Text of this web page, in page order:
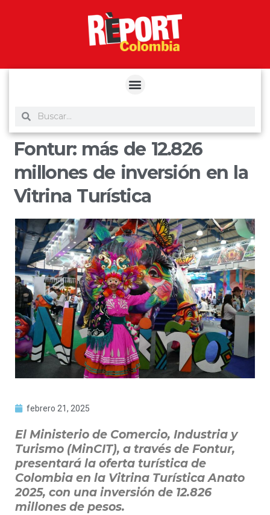
Fontur: más de 12.826
millones de inversión en la
Vitrina Turística
febrero 21, 2025
El Ministerio de Comercio, Industria y
Turismo (MinCIT), a través de Fontur,
presentará la oferta turística de
Colombia en la Vitrina Turística Anato
2025, con una inversión de 12.826
millones de pesos.